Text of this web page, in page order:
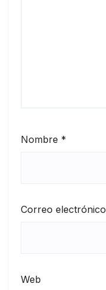
Nombre *
Correo electrónico
Web